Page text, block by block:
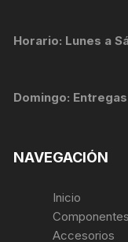
Horario: Lunes a
Domingo:
NAVEGACIÓN
Inicio
Componentes
Accesorios